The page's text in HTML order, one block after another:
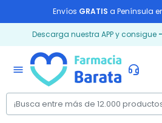
Envíos GRATIS a Península
Descarga nuestra APP y consigue
menu